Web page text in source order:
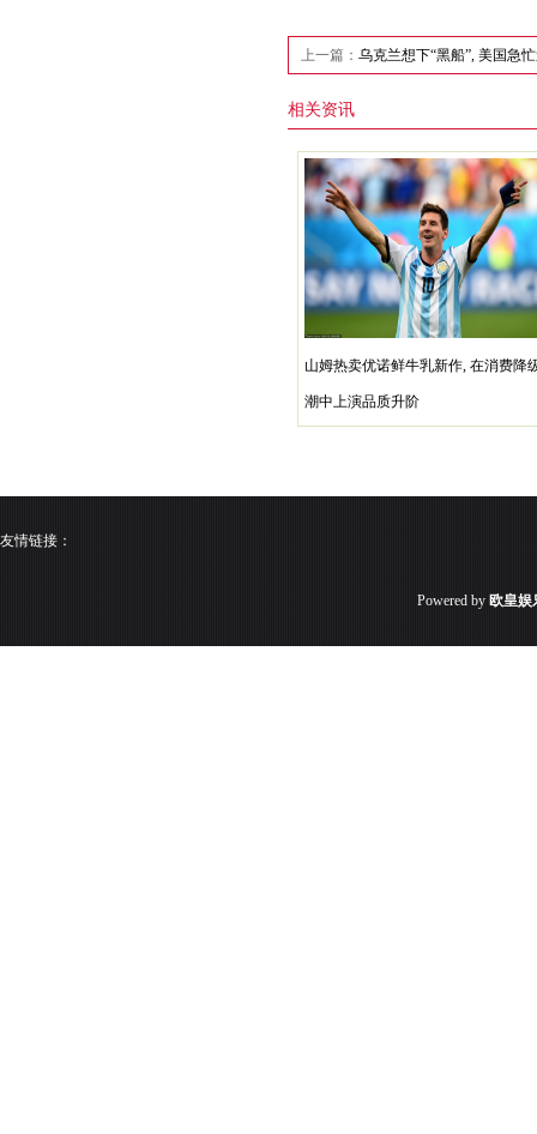
上一篇： 乌克兰想下“黑船”, 美国急
相关资讯
山姆热卖优诺鲜牛乳新作, 在消费降
潮中上演品质升阶
友情链接：
Powered by 欧皇娱